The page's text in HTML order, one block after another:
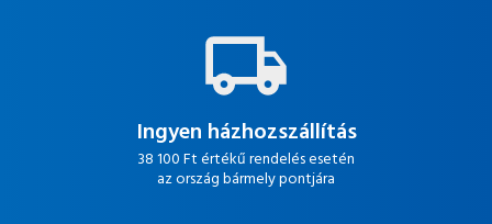
Ingyen házhozszállítás
38 100 Ft értékű rendelés esetén
az ország bármely pontjára